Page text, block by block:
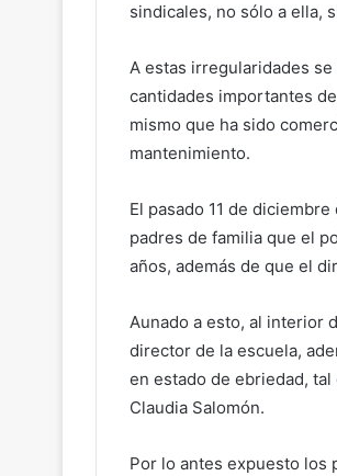
sindicales, no sólo a ella,
A estas irregularidades
cantidades importantes
mismo que ha sido
mantenimiento.
El pasado 11 de
padres de familia que el
años, además de que el
Aunado a esto, al interior
director de la escuela,
en estado de ebriedad,
Claudia Salomón.
Por lo antes expuesto los